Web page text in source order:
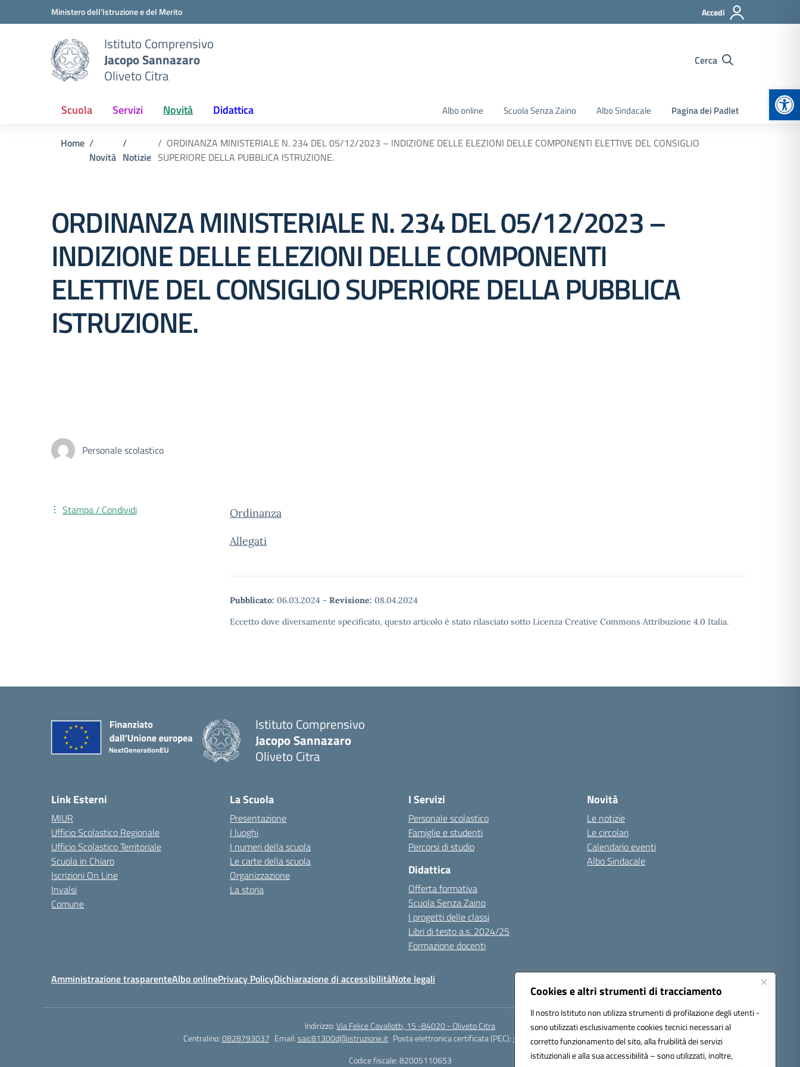
Cookies e altri strumenti di tracciamento
Il nostro Istituto non utilizza strumenti di profilazione degli utenti -
sono utilizzati esclusivamente cookies tecnici necessari al
corretto funzionamento del sito, alla fruibilità dei servizi
istituzionali e alla sua accessibilità – sono utilizzati, inoltre,
Vai ai contenuti
Vai al menu di navigazioneMinistero dell'Istruzione e del Merito Accedi
Istituto Comprensivo
Jacopo Sannazaro
Oliveto Citra
Cerca
Scuola Servizi Novità Didattica Albo online Scuola Senza Zaino Albo Sindacale Pagina dei Padlet
Home
Novità Notizie
ORDINANZA MINISTERIALE N. 234 DEL 05/12/2023 – INDIZIONE DELLE ELEZIONI DELLE COMPONENTI ELETTIVE DEL CONSIGLIO
SUPERIORE DELLA PUBBLICA ISTRUZIONE.
ORDINANZA MINISTERIALE N. 234 DEL 05/12/2023 –
INDIZIONE DELLE ELEZIONI DELLE COMPONENTI
ELETTIVE DEL CONSIGLIO SUPERIORE DELLA PUBBLICA
ISTRUZIONE.
Personale scolastico
Ordinanza
Allegati
Pubblicato: 06.03.2024 - Revisione: 08.04.2024
Eccetto dove diversamente specificato, questo articolo è stato rilasciato sotto Licenza Creative Commons Attribuzione 4.0 Italia.
Stampa / Condividi
Istituto Comprensivo
Jacopo Sannazaro
Oliveto Citra
Link Esterni
MIUR
Ufficio Scolastico Regionale
Ufficio Scolastico Territoriale
Scuola in Chiaro
Iscrizioni On Line
Invalsi
Comune
La Scuola
Presentazione
I luoghi
I numeri della scuola
Le carte della scuola
Organizzazione
La storia
I Servizi
Personale scolastico
Famiglie e studenti
Percorsi di studio
Didattica
Offerta formativa
Scuola Senza Zaino
I progetti delle classi
Libri di testo a.s. 2024/25
Formazione docenti
Novità
Le notizie
Le circolari
Calendario eventi
Albo Sindacale
Amministrazione trasparenteAlbo onlinePrivacy PolicyDichiarazione di accessibilitàNote legali
Indirizzo:Via Felice Cavallotti, 15 -84020 - Oliveto Citra
Centralino:0828793037 Email:saic81300d@istruzione.it Posta elettronica certificata (PEC):saic81300d@pec.istruzione.it
Codice fiscale: 82005110653